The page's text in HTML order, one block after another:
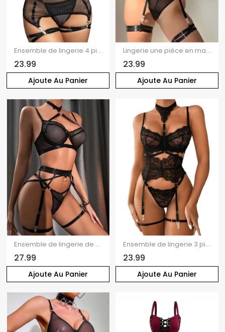
Ajoute Au Panier
Ensemble de lingerie 4 pièces, couleur unie, maille transparente, push-up, string croisé, lingerie à lacets
23.99
Ajoute Au Panier
Lingerie une pièce en maille transparente de couleur unie, bretelles réglables, lingerie cosplay
23.99
Ajoute Au Panier
Ensemble de lingerie de couleur unie en résille transparente, ajourée, festonnée, push-up, croisé, string
27.99
Ajoute Au Panier
Ensemble de lingerie 3 pièces, couleur unie, empiècement en dentelle, transparent, ajouré, soutien-gorge à armatures, string
23.99